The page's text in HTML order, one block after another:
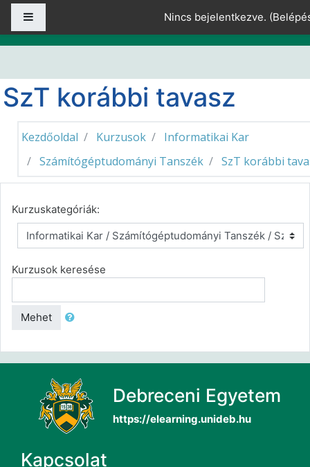
Tovább a fő tartalomhoz
Nincs bejelentkezve. (
SzT korábbi tavasz
Kezdőoldal Kurzusok
Informatikai Kar
Számítógéptudományi Tanszék
SzT korábbi
Kurzuskategóriák:
Kurzusok keresése
Mehet
Debreceni Egyetem
https://elearning.unideb.hu
Kapcsolat